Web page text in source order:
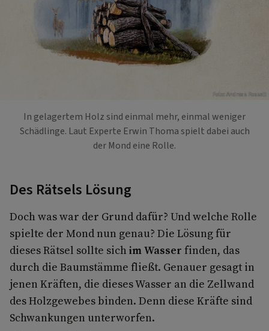
Foto: Andreas Posselt
In gelagertem Holz sind einmal mehr, einmal weniger
Schädlinge. Laut Experte Erwin Thoma spielt dabei auch
der Mond eine Rolle.
Des Rätsels Lösung
Doch was war der Grund dafür? Und welche Rolle
spielte der Mond nun genau? Die Lösung für
dieses Rätsel sollte sich im Wasser finden, das
durch die Baumstämme fließt. Genauer gesagt in
jenen Kräften, die dieses Wasser an die Zellwand
des Holzgewebes binden. Denn diese Kräfte sind
Schwankungen unterworfen.